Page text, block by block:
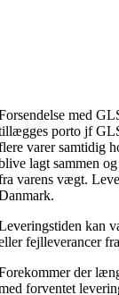
med
porto jf
varer samtidig
lagt sammen
varens vægt.
kan
fejlleverancer
der
forventet